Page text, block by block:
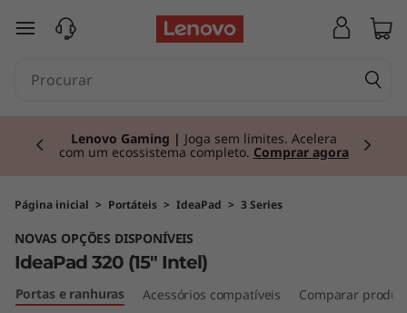
a
d
saltar para o conteúdo principal
Lenovo Gaming | Joga sem limites. Acelera
com um ecossistema completo. Comprar agora
Página inicial > Portáteis > IdeaPad > 3 Series
NOVAS OPÇÕES DISPONÍVEIS
IdeaPad 320 (15" Intel)
Portas e ranhuras Acessórios compatíveis Comparar